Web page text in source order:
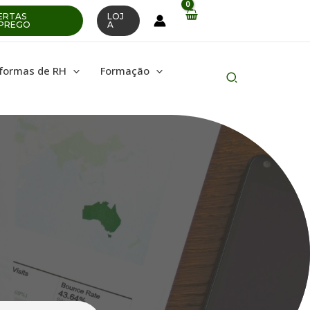
LOJ
A
de RH Formação Pesquisar